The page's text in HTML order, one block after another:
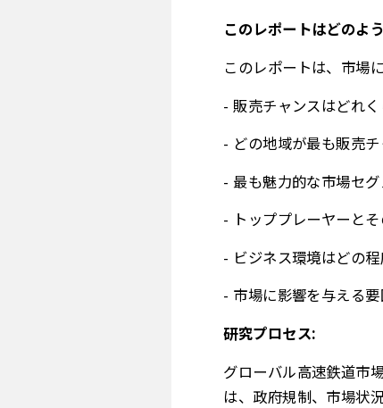
このレポートはどのよ
このレポートは、市場
- 販売チャンスはどれ
- どの地域が最も販売
- 最も魅力的な市場セ
- トッププレーヤーと
- ビジネス環境はどの
- 市場に影響を与える
研究プロセス:
グローバル高速鉄道市
は、政府規制、市場状